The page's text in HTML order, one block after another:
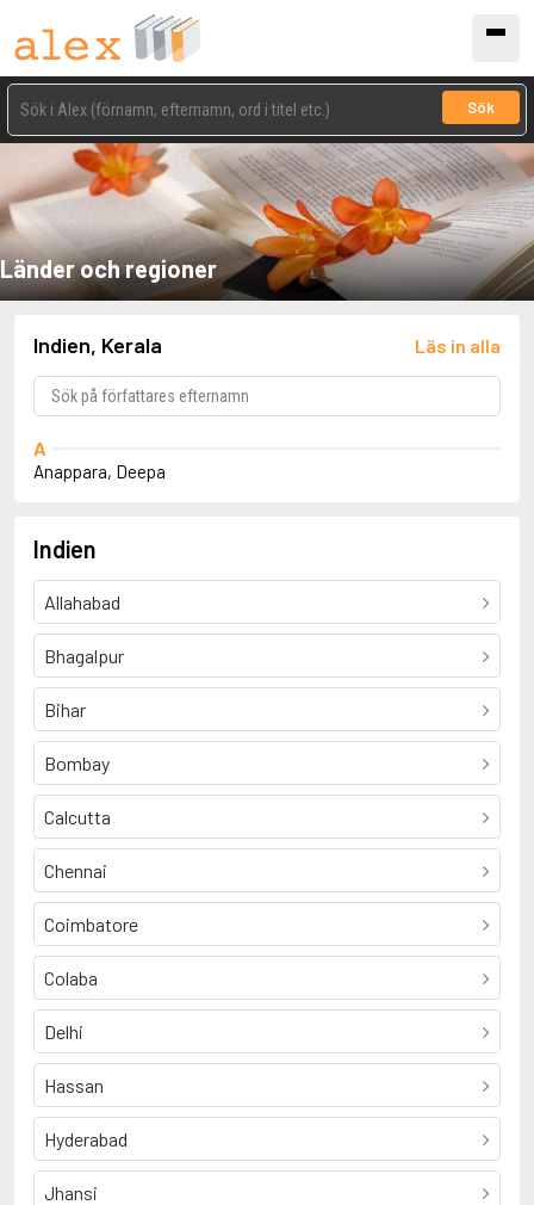
Sök
Länder och regioner
Indien, Kerala Läs in alla
A
Anappara, Deepa
Indien
Allahabad
Bhagalpur
Bihar
Bombay
Calcutta
Chennai
Coimbatore
Colaba
Delhi
Hassan
Hyderabad
Jhansi